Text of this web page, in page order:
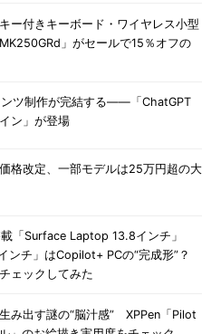
ー付きキーボード・ワイヤレス小型
」がセールで15％オフの
ンツ制作が完結する――「ChatGPT
ン」が登場
格改定、一部モデルは25万円超の大
「Surface Laptop 13.8インチ」
ンチ」はCopilot+ PCの“完成形”？
ェックしてみた
み出す謎の“脳汁感” XPPen「Pilot